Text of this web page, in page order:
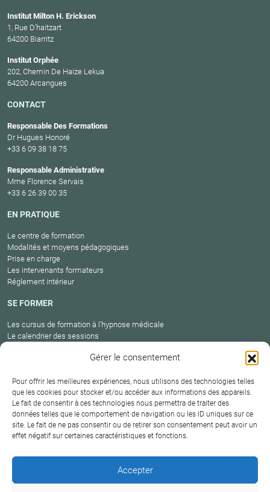
Gérer le consentement
Pour offrir les meilleures expériences, nous utilisons des technologies telles
que les cookies pour stocker et/ou accéder aux informations des appareils.
Le fait de consentir à ces technologies nous permettra de traiter des
données telles que le comportement de navigation ou les ID uniques sur ce
site. Le fait de ne pas consentir ou de retirer son consentement peut avoir un
effet négatif sur certaines caractéristiques et fonctions.
Accepter
Institut Milton H. Erickson
1, Rue D’haitzart
64200 Biarritz
Institut Orphée
202, Chemin De Haize Lekua
64200 Arcangues
CONTACT
Responsable Des Formations
Dr Hugues Honoré
+33 6 09 38 18 75
Responsable Administrative
Mme Florence Servais
+33 6 26 39 00 35
EN PRATIQUE
Le centre de formation
Modalités et moyens pédagogiques
Prise en charge
Les intervenants formateurs
Réglement intérieur
SE FORMER
Les cursus de formation à l’hypnose médicale
Le calendrier des sessions
Mentions
légales
Conditions
générales de
vente
Plan
du site
Contact
Protection
des données
basque © 2026